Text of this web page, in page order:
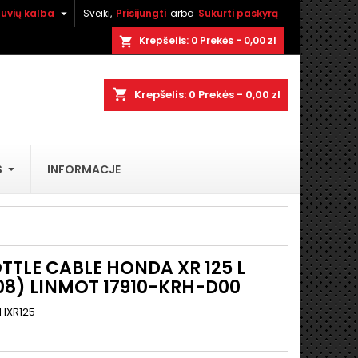
Sveiki, Prisijungti arba Sukurti paskyrą
kalba 
shopping_cart Krepšelis: 0 Prekės - 0,00 zl
shopping_cart Krepšelis: 0 Prekės - 0,00 zl
INFORMACJE
CABLE HONDA XR 125 L
LINMOT 17910-KRH-D00